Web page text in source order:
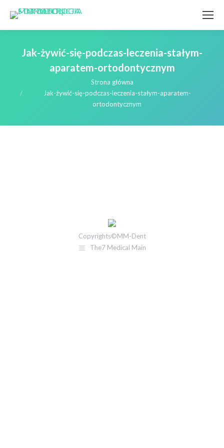
Jak-żywić-się-podczas-leczenia-stałym-
aparatem-ortodontycznym
Strona główna
Jak-żywić-się-podczas-leczenia-stałym-aparatem-
ortodontycznym
Copyrights©MM-Dent
The7 Medical Main